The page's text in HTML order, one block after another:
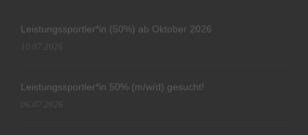
Leistungssportler*in (50%) ab Oktober 2026
10.07.2026
Leistungssportler*in 50% (m/w/d) gesucht!
06.07.2026